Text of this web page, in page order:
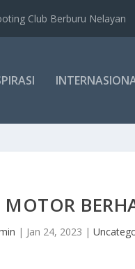
Club Berburu Nelayan
| Jan 24, 2023 |